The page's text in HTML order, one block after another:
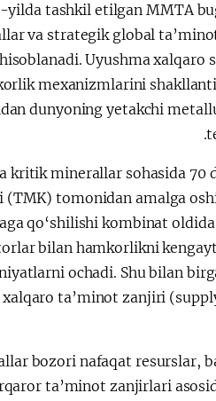
yilda tashkil etilgan MMTA
va strategik global
Uyushma xalqaro
mexanizmlarini
dunyoning yetakchi
kritik minerallar sohasida
tomonidan amalga
qo‘shilishi kombinat
bilan hamkorlikni
ochadi. Shu bilan
ta’minot zanjiri
bozori nafaqat resurslar,
ta’minot zanjirlari